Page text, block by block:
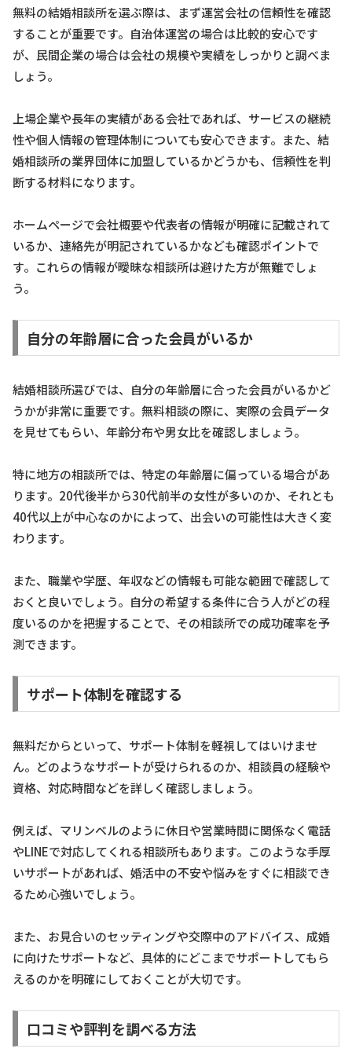
無料の結婚相談所を選ぶ際は、まず運営会社の信頼性を確認
することが重要です。自治体運営の場合は比較的安心です
が、民間企業の場合は会社の規模や実績をしっかりと調べま
しょう。
上場企業や長年の実績がある会社であれば、サービスの継続
性や個人情報の管理体制についても安心できます。また、結
婚相談所の業界団体に加盟しているかどうかも、信頼性を判
断する材料になります。
ホームページで会社概要や代表者の情報が明確に記載されて
いるか、連絡先が明記されているかなども確認ポイントで
す。これらの情報が曖昧な相談所は避けた方が無難でしょ
う。
自分の年齢層に合った会員がいるか
結婚相談所選びでは、自分の年齢層に合った会員がいるかど
うかが非常に重要です。無料相談の際に、実際の会員データ
を見せてもらい、年齢分布や男女比を確認しましょう。
特に地方の相談所では、特定の年齢層に偏っている場合があ
ります。20代後半から30代前半の女性が多いのか、それとも
40代以上が中心なのかによって、出会いの可能性は大きく変
わります。
また、職業や学歴、年収などの情報も可能な範囲で確認して
おくと良いでしょう。自分の希望する条件に合う人がどの程
度いるのかを把握することで、その相談所での成功確率を予
測できます。
サポート体制を確認する
無料だからといって、サポート体制を軽視してはいけませ
ん。どのようなサポートが受けられるのか、相談員の経験や
資格、対応時間などを詳しく確認しましょう。
例えば、マリンベルのように休日や営業時間に関係なく電話
やLINEで対応してくれる相談所もあります。このような手厚
いサポートがあれば、婚活中の不安や悩みをすぐに相談でき
るため心強いでしょう。
また、お見合いのセッティングや交際中のアドバイス、成婚
に向けたサポートなど、具体的にどこまでサポートしてもら
えるのかを明確にしておくことが大切です。
口コミや評判を調べる方法